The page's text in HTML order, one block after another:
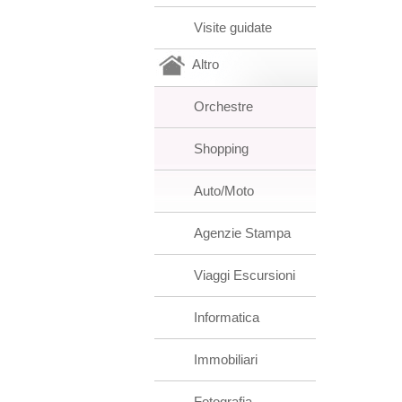
Visite guidate
Altro
Orchestre
Shopping
Auto/Moto
Agenzie Stampa
Viaggi Escursioni
Informatica
Immobiliari